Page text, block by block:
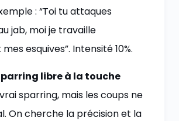
: “Toi tu attaques
jab, moi je travaille
esquives”. Intensité 10%.
libre à la touche
sparring, mais les coups ne
On cherche la précision et la